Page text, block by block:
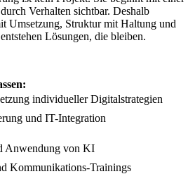
Verhalten sichtbar. Deshalb
Umsetzung, Struktur mit Haltung und
Lösungen, die bleiben.
individueller Digitalstrategien
und IT-Integration
Anwendung von KI
Kommunikations-Trainings